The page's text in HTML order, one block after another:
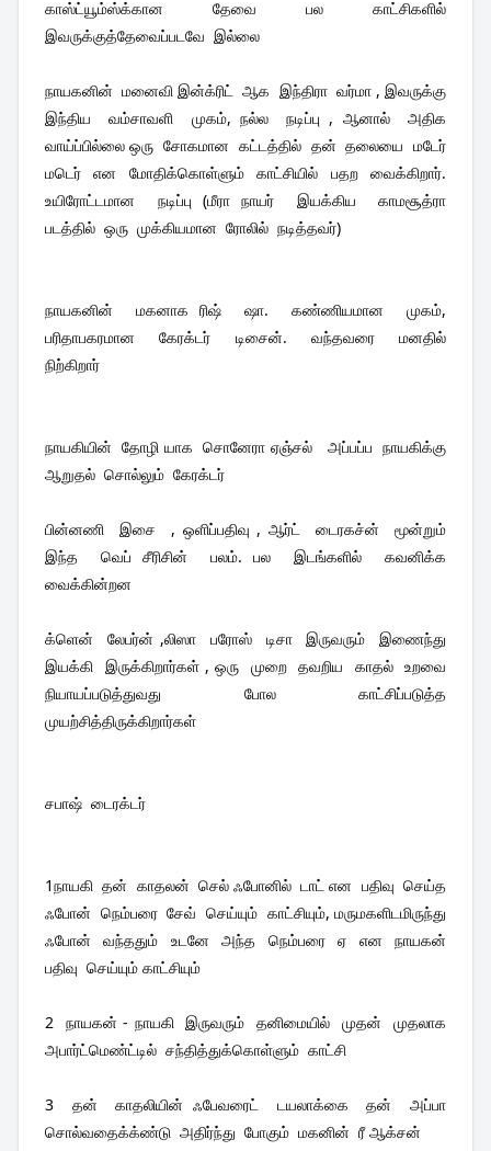
காஸ்ட்யூம்ஸ்க்கான  தேவை  பல  காட்சிகளில்
இவருக்குத்தேவைப்படவே  இல்லை
நாயகனின்  மனைவி இன்க்ரிட்  ஆக  இந்திரா  வர்மா , இவருக்கு
இந்திய  வம்சாவளி  முகம், நல்ல  நடிப்பு , ஆனால்  அதிக
வாய்ப்பில்லை ஒரு  சோகமான  கட்டத்தில்  தன்  தலையை  மடேர்
மடெர்  என  மோதிக்கொள்ளும்  காட்சியில்  பதற  வைக்கிறார்.
உயிரோட்டமான  நடிப்பு (மீரா நாயர்  இயக்கிய  காமசூத்ரா
படத்தில்  ஒரு  முக்கியமான  ரோலில்  நடித்தவர்)
நாயகனின்  மகனாக ரிஷ்  ஷா.  கண்ணியமான  முகம்,
பரிதாபகரமான  கேரக்டர்  டிசைன்.  வந்தவரை  மனதில்
நிற்கிறார்
நாயகியின்  தோழி யாக  சொனேரா ஏஞ்சல்   அப்பப்ப  நாயகிக்கு
ஆறுதல்  சொல்லும்  கேரக்டர்
பின்னணி  இசை  , ஒளிப்பதிவு , ஆர்ட்  டைரகச்ன்  மூன்றும்
இந்த  வெப் சீரிசின்  பலம். பல  இடங்களில்  கவனிக்க
வைக்கின்றன
க்ளென்  லேபர்ன் ,லிஸா  பரோஸ்  டிசா  இருவரும்  இணைந்து
இயக்கி  இருக்கிறார்கள் , ஒரு  முறை  தவறிய  காதல்  உறவை
நியாயப்படுத்துவது  போல  காட்சிப்படுத்த
முயற்சித்திருக்கிறார்கள்
சபாஷ்  டைரக்டர்
1நாயகி  தன்  காதலன்  செல் ஃபோனில்  டாட் என  பதிவு  செய்த
ஃபோன்  நெம்பரை  சேவ்  செய்யும்  காட்சியும், மருமகளிடமிருந்து
ஃபோன்  வந்ததும்  உடனே  அந்த  நெம்பரை  ஏ  என  நாயகன்
பதிவு  செய்யும் காட்சியும்
2  நாயகன் - நாயகி  இருவரும்  தனிமையில்  முதன்  முதலாக
அபார்ட்மெண்ட்டில்  சந்தித்துக்கொள்ளும்  காட்சி
3  தன்  காதலியின் ஃபேவரைட்  டயலாக்கை  தன்  அப்பா
சொல்வதைக்க்ண்டு  அதிர்ந்து  போகும்  மகனின்  ரீ ஆக்சன்